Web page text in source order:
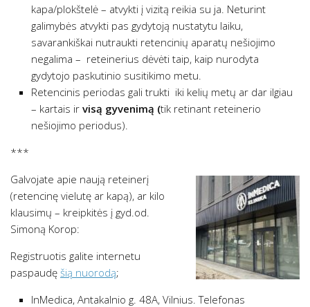
kapa/plokštelė – atvykti į vizitą reikia su ja. Neturint
galimybės atvykti pas gydytoją nustatytu laiku,
savarankiškai nutraukti retencinių aparatų nešiojimo
negalima – reteinerius dėvėti taip, kaip nurodyta
gydytojo paskutinio susitikimo metu.
Retencinis periodas gali trukti iki kelių metų ar dar ilgiau
– kartais ir visą gyvenimą (tik retinant reteinerio
nešiojimo periodus).
***
Galvojate apie naują reteinerį
(retencinę vielutę ar kapą), ar kilo
klausimų – kreipkitės į gyd.od.
Simoną Korop:
Registruotis galite internetu
paspaudę šią nuorodą;
InMedica, Antakalnio g. 48A, Vilnius. Telefonas